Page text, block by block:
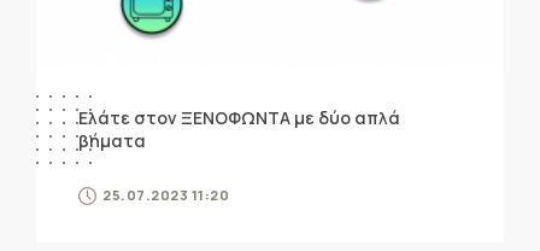
Ελάτε στον ΞΕΝΟΦΩΝΤΑ με δύο απλά
βήματα
25.07.2023 11:20